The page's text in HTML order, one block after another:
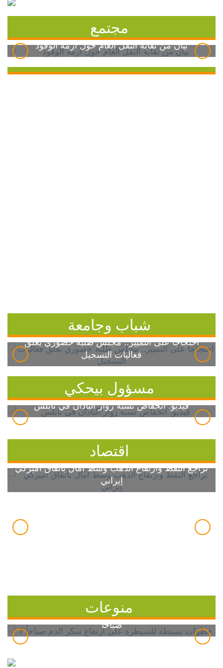
مجتمع
بيان من نقابة النقل العام حول أزمة الوقود
شباب وجامعة
احتجاجاً على التمييز.. مجلس طلبة خضوري يعلق
فعاليات التسجيل
مسؤول بيحكي
فيديو: انخفاض نسبة زوار الباذان في نابلس
اقتصاد
تراجع النفط وارتفاع الذهب وسط آمال باتفاق أميركي
إيراني
منوعات
7 خطوات بسيطة للسيطرة على ارتفاع سكر الدم
صباحاً